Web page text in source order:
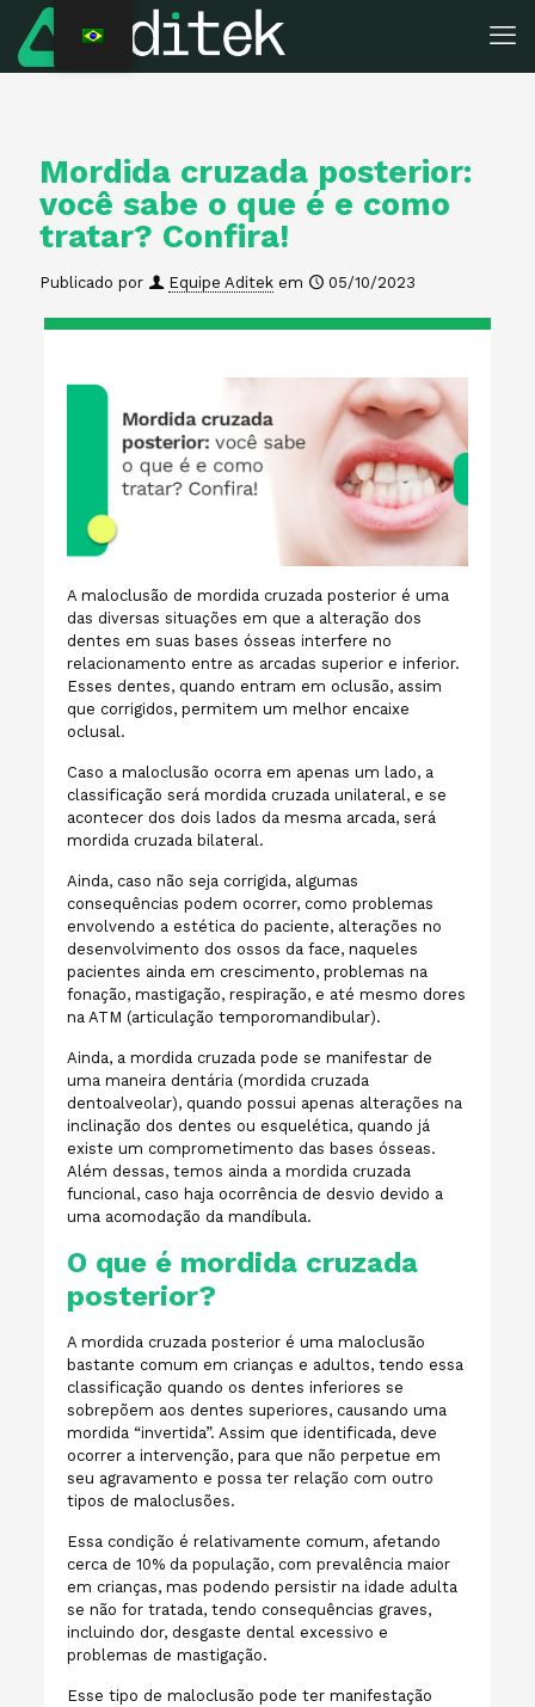
Mordida cruzada posterior:
você sabe o que é e como
tratar? Confira!
Publicado por Equipe Aditek em 05/10/2023
A maloclusão de mordida cruzada posterior é uma
das diversas situações em que a alteração dos
dentes em suas bases ósseas interfere no
relacionamento entre as arcadas superior e inferior.
Esses dentes, quando entram em oclusão, assim
que corrigidos, permitem um melhor encaixe
oclusal.
Caso a maloclusão ocorra em apenas um lado, a
classificação será mordida cruzada unilateral, e se
acontecer dos dois lados da mesma arcada, será
mordida cruzada bilateral.
Ainda, caso não seja corrigida, algumas
consequências podem ocorrer, como problemas
envolvendo a estética do paciente, alterações no
desenvolvimento dos ossos da face, naqueles
pacientes ainda em crescimento, problemas na
fonação, mastigação, respiração, e até mesmo dores
na ATM (articulação temporomandibular).
Ainda, a mordida cruzada pode se manifestar de
uma maneira dentária (mordida cruzada
dentoalveolar), quando possui apenas alterações na
inclinação dos dentes ou esquelética, quando já
existe um comprometimento das bases ósseas.
Além dessas, temos ainda a mordida cruzada
funcional, caso haja ocorrência de desvio devido a
uma acomodação da mandíbula.
O que é mordida cruzada
posterior?
A mordida cruzada posterior é uma maloclusão
bastante comum em crianças e adultos, tendo essa
classificação quando os dentes inferiores se
sobrepõem aos dentes superiores, causando uma
mordida “invertida”. Assim que identificada, deve
ocorrer a intervenção, para que não perpetue em
seu agravamento e possa ter relação com outro
tipos de maloclusões.
Essa condição é relativamente comum, afetando
cerca de 10% da população, com prevalência maior
em crianças, mas podendo persistir na idade adulta
se não for tratada, tendo consequências graves,
incluindo dor, desgaste dental excessivo e
problemas de mastigação.
Esse tipo de maloclusão pode ter manifestação